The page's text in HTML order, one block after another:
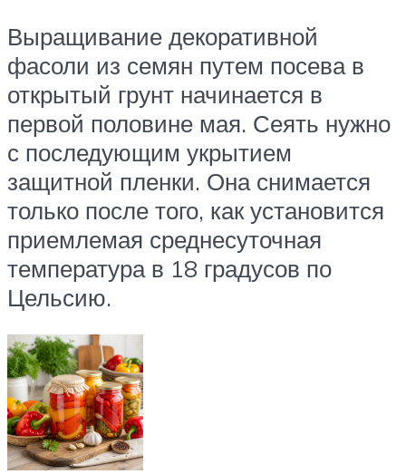
Выращивание декоративной
фасоли из семян путем посева в
открытый грунт начинается в
первой половине мая. Сеять нужно
с последующим укрытием
защитной пленки. Она снимается
только после того, как установится
приемлемая среднесуточная
температура в 18 градусов по
Цельсию.